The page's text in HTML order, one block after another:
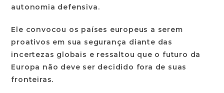
autonomia defensiva.
Ele convocou os países europeus a serem
proativos em sua segurança diante das
incertezas globais e ressaltou que o futuro da
Europa não deve ser decidido fora de suas
fronteiras.